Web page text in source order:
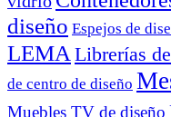
diseño Espejos de
LEMA Librerías
de centro de diseño
Muebles TV de diseño